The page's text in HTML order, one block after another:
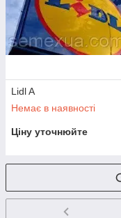
Lidl A
Немає в наявності
Ціну уточнюйте